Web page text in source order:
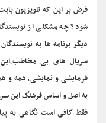
فرض بر این که تلویزیون
شود؟ چه مشکلی از
دیگر برنامه ها به
سریال های بی
فرمایشی و نمایشی،‌ همه و
به اصل و اساس فرهنگ این
فقط کافی است نگاهی به